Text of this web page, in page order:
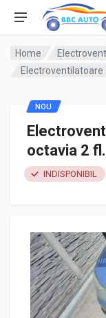
Home
Electroventilatoare
octavia 2 fl.
INDISPONIBIL
NOU